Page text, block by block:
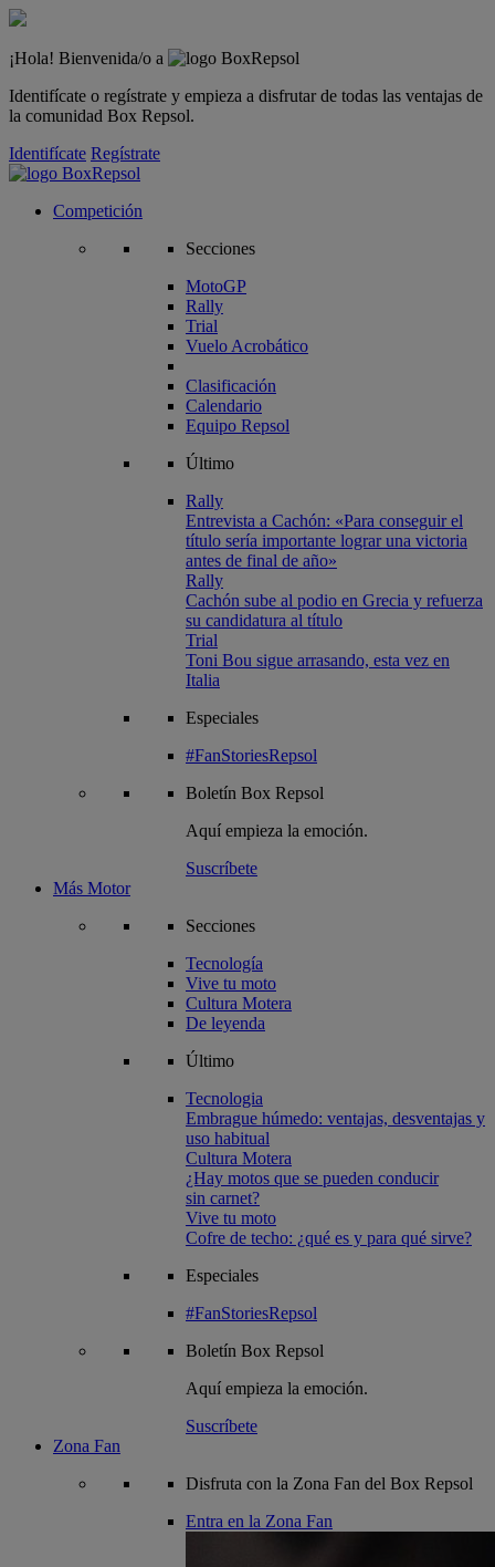
¡Hola! Bienvenida/o a
Identifícate o regístrate y empieza a disfrutar de todas las ventajas de
la comunidad Box Repsol.
Identifícate Regístrate
Competición
Secciones
MotoGP
Rally
Trial
Vuelo Acrobático
Clasificación
Calendario
Equipo Repsol
Último
Rally
Entrevista a Cachón: «Para conseguir el
título sería importante lograr una victoria
antes de final de año»
Rally
Cachón sube al podio en Grecia y refuerza
su candidatura al título
Trial
Toni Bou sigue arrasando, esta vez en
Italia
Especiales
#FanStoriesRepsol
Boletín Box Repsol
Aquí empieza la emoción.
Suscríbete
Más Motor
Secciones
Tecnología
Vive tu moto
Cultura Motera
De leyenda
Último
Tecnologia
Embrague húmedo: ventajas, desventajas y
uso habitual
Cultura Motera
¿Hay motos que se pueden conducir
sin carnet?
Vive tu moto
Cofre de techo: ¿qué es y para qué sirve?
Especiales
#FanStoriesRepsol
Boletín Box Repsol
Aquí empieza la emoción.
Suscríbete
Zona Fan
Disfruta con la Zona Fan del Box Repsol
Entra en la Zona Fan